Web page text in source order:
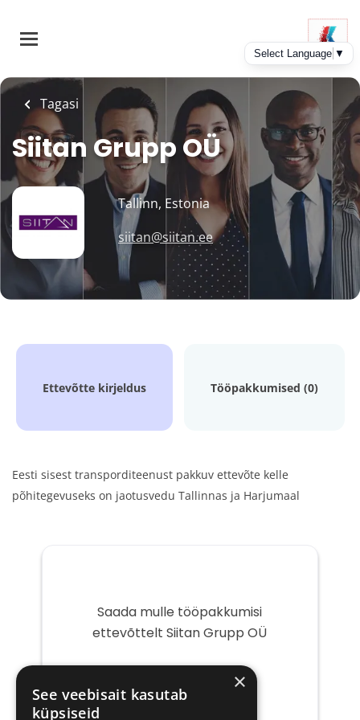
main
Tagasi
Siitan Grupp OÜ
Tallinn, Estonia
siitan@siitan.ee
Ettevõtte kirjeldus Tööpakkumised (0)
Eesti sisest transporditeenust pakkuv ettevõte kelle
põhitegevuseks on jaotusvedu Tallinnas ja Harjumaal
Saada mulle tööpakkumisi
ettevõttelt Siitan Grupp OÜ
post
×
See veebisait kasutab
küpsiseid